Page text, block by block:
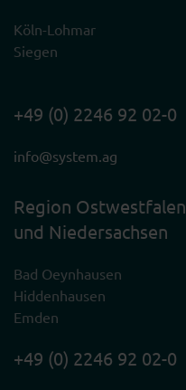
Köln-Lohmar
Siegen
+49 (0) 2246 92 02-0
info@system.ag
Region Ostwestfalen
und Niedersachsen
Bad Oeynhausen
Hiddenhausen
Emden
+49 (0) 2246 92 02-0